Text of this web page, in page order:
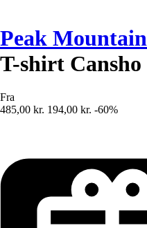
Peak Mountain
T-shirt Cansho
Fra
485,00 kr. 194,00 kr. -60%